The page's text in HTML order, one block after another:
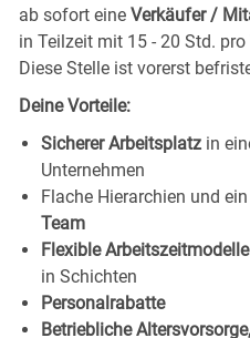
ab sofort eine Verkäufer /
in Teilzeit mit 15 - 20 Std. pro
Diese Stelle ist vorerst
Deine Vorteile:
Sicherer Arbeitsplatz in
Unternehmen
Flache Hierarchien und
Team
Flexible Arbeitszeitmodelle
in Schichten
Personalrabatte
Betriebliche